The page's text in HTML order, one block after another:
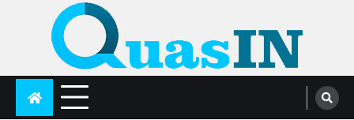
quasin.com